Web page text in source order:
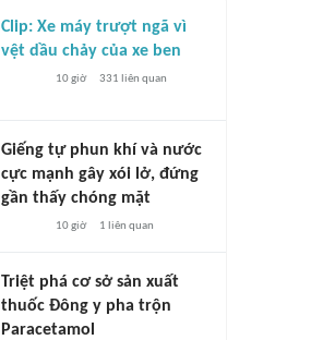
Clip: Xe máy trượt ngã vì
vệt dầu chảy của xe ben
10 giờ 331 liên quan
Giếng tự phun khí và nước
cực mạnh gây xói lở, đứng
gần thấy chóng mặt
10 giờ 1 liên quan
Triệt phá cơ sở sản xuất
thuốc Đông y pha trộn
Paracetamol